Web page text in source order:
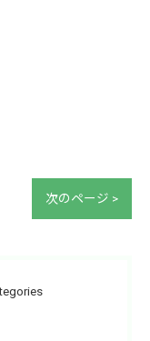
次のページ >